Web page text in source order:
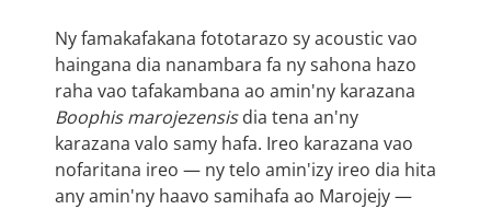
Ny famakafakana fototarazo sy acoustic vao
haingana dia nanambara fa ny sahona hazo
raha vao tafakambana ao amin'ny karazana
Boophis marojezensisdia tena an'ny
karazana valo samy hafa. Ireo karazana vao
nofaritana ireo — ny telo amin'izy ireo dia hita
any amin'ny haavo samihafa ao Marojejy —